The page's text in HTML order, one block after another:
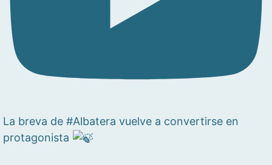
La breva de #Albatera vuelve a convertirse en
protagonista